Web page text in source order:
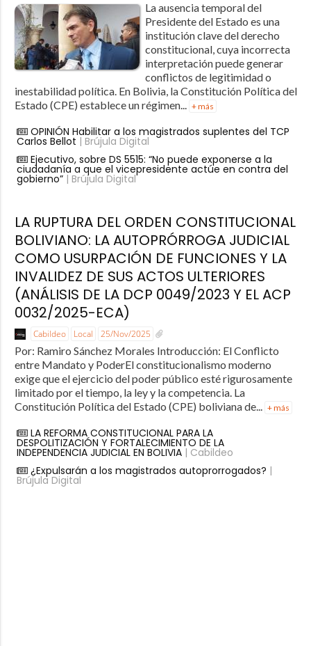
La ausencia temporal del
Presidente del Estado es una
institución clave del derecho
constitucional, cuya incorrecta
interpretación puede generar
conflictos de legitimidad o
inestabilidad política. En Bolivia, la Constitución Política del
Estado (CPE) establece un régimen... + más
OPINIÓN Habilitar a los magistrados suplentes del TCP
Carlos Bellot | Brújula Digital
Ejecutivo, sobre DS 5515: “No puede exponerse a la
ciudadanía a que el vicepresidente actúe en contra del
gobierno”| Brújula Digital
LA RUPTURA DEL ORDEN CONSTITUCIONAL
BOLIVIANO: LA AUTOPRÓRROGA JUDICIAL
COMO USURPACIÓN DE FUNCIONES Y LA
INVALIDEZ DE SUS ACTOS ULTERIORES
(ANÁLISIS DE LA DCP 0049/2023 Y EL ACP
0032/2025-ECA)
Cabildeo Local 25/Nov/2025
Por: Ramiro Sánchez Morales Introducción: El Conflicto
entre Mandato y PoderEl constitucionalismo moderno
exige que el ejercicio del poder público esté rigurosamente
limitado por el tiempo, la ley y la competencia. La
Constitución Política del Estado (CPE) boliviana de... + más
LA REFORMA CONSTITUCIONAL PARA LA
DESPOLITIZACIÓN Y FORTALECIMIENTO DE LA
INDEPENDENCIA JUDICIAL EN BOLIVIA| Cabildeo
¿Expulsarán a los magistrados autoprorrogados? |
Brújula Digital